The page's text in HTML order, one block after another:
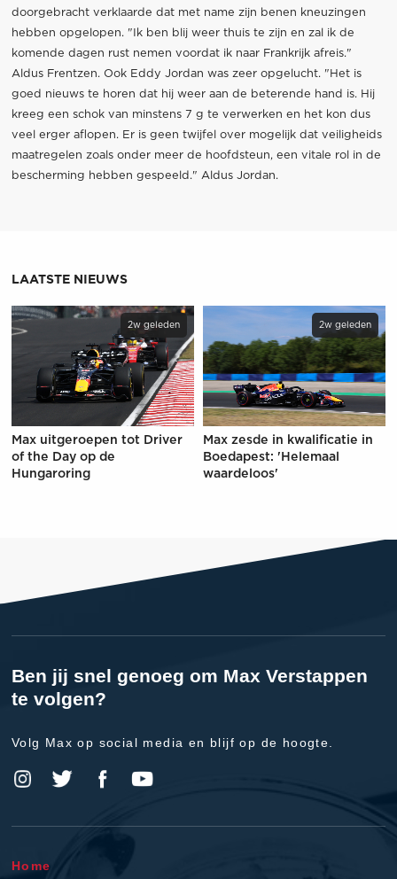
doorgebracht verklaarde dat met name zijn benen kneuzingen
hebben opgelopen. "Ik ben blij weer thuis te zijn en zal ik de
komende dagen rust nemen voordat ik naar Frankrijk afreis."
Aldus Frentzen. Ook Eddy Jordan was zeer opgelucht. "Het is
goed nieuws te horen dat hij weer aan de beterende hand is. Hij
kreeg een schok van minstens 7 g te verwerken en het kon dus
veel erger aflopen. Er is geen twijfel over mogelijk dat veiligheids
maatregelen zoals onder meer de hoofdsteun, een vitale rol in de
bescherming hebben gespeeld." Aldus Jordan.
LAATSTE NIEUWS
2w geleden
Max uitgeroepen tot Driver
of the Day op de
Hungaroring
2w geleden
Max zesde in kwalificatie in
Boedapest: 'Helemaal
waardeloos'
Ben jij snel genoeg om Max Verstappen
te volgen?
Volg Max op social media en blijf op de hoogte.
Home